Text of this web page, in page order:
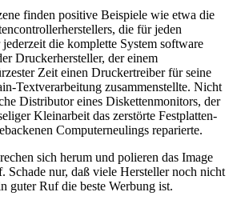
finden positive Beispiele wie etwa die
die für jeden
die komplette System software
Druckerhersteller, der einem
Zeit einen Druckertreiber für seine
Textverarbeitung zusammenstellte. Nicht
Distributor eines Diskettenmonitors, der
Kleinarbeit das zerstörte Festplatten-
Computerneulings reparierte.
sich herum und polieren das Image
Schade nur, daß viele Hersteller noch nicht
guter Ruf die beste Werbung ist.